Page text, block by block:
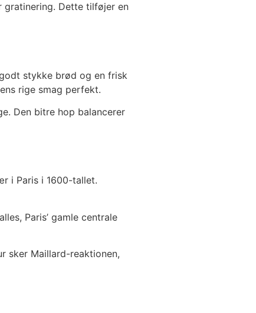
Dette tilføjer en
stykke brød og en frisk
rige smag perfekt.
Den bitre hop balancerer
i Paris i 1600-tallet.
Paris’ gamle centrale
sker Maillard-reaktionen,